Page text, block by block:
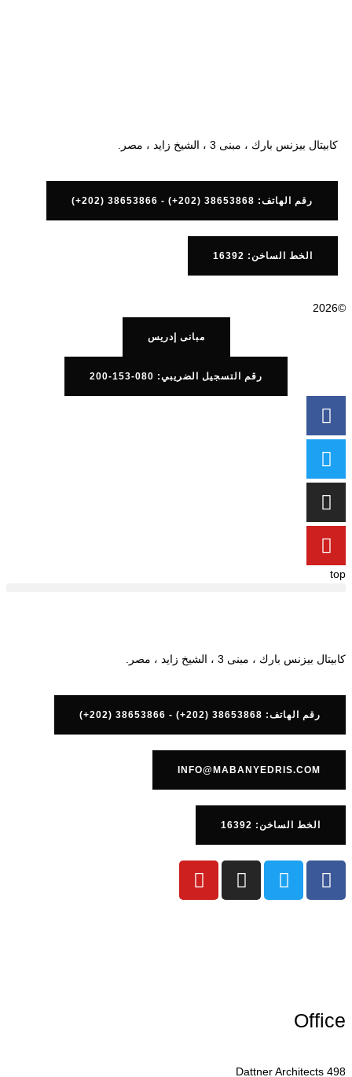
كابيتال بيزنس بارك ، مبنى 3 ، الشيخ زايد ، مصر.
رقم الهاتف: 38653868 (202+) - 38653866 (202+)
الخط الساخن: 16392
رقم التسجيل الضريبي: 080-153-200
©2026
مبانى إدريس
top
كابيتال بيزنس بارك ، مبنى 3 ، الشيخ زايد ، مصر.
رقم الهاتف: 38653868 (202+) - 38653866 (202+)
INFO@MABANYEDRIS.COM
الخط الساخن: 16392
Office
Dattner Architects 498